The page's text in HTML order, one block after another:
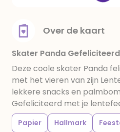
Over de kaart
Skater Panda
Deze coole skater Panda
met het vieren van zijn
lekkere snacks en
Gefeliciteerd met je
Papier Hallmark